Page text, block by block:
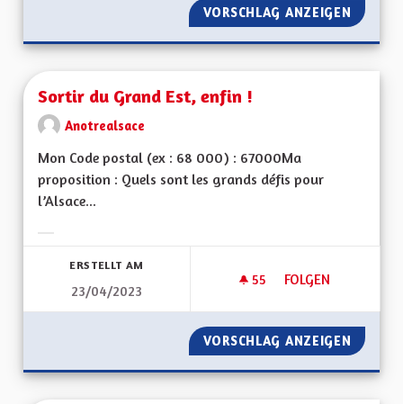
VORSCHLAG ANZEIGEN
Sortir du Grand Est, enfin !
Anotrealsace
Mon Code postal (ex : 68 000) : 67000Ma
proposition : Quels sont les grands défis pour
l’Alsace...
ERSTELLT AM
23/04/2023
55 55 FOLLOWER
FOLGEN
SORTIR DU GRAND
VORSCHLAG ANZEIGEN